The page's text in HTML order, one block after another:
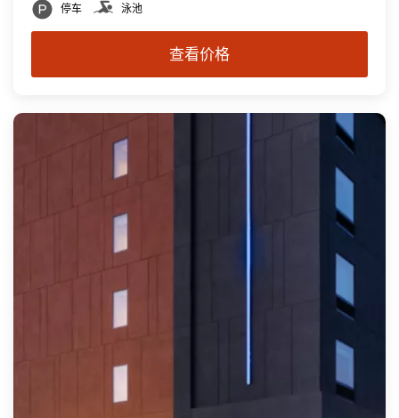
停车 泳池
查看价格